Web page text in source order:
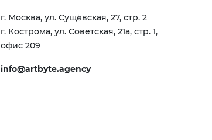
г. Москва, ул. Сущёвская, 27, стр. 2
г. Кострома, ул. Советская, 21а, стр. 1,
офис 209
info@artbyte.agency